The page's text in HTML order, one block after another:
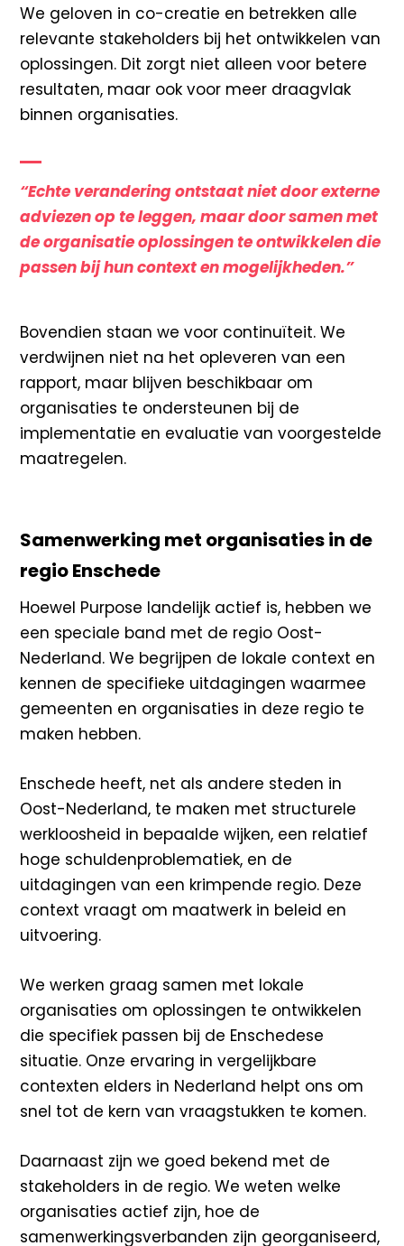
We geloven in co-creatie en betrekken alle
relevante stakeholders bij het ontwikkelen van
oplossingen. Dit zorgt niet alleen voor betere
resultaten, maar ook voor meer draagvlak
binnen organisaties.
“Echte verandering ontstaat niet door externe
adviezen op te leggen, maar door samen met
de organisatie oplossingen te ontwikkelen die
passen bij hun context en mogelijkheden.”
Bovendien staan we voor continuïteit. We
verdwijnen niet na het opleveren van een
rapport, maar blijven beschikbaar om
organisaties te ondersteunen bij de
implementatie en evaluatie van voorgestelde
maatregelen.
Samenwerking met organisaties in de
regio Enschede
Hoewel Purpose landelijk actief is, hebben we
een speciale band met de regio Oost-
Nederland. We begrijpen de lokale context en
kennen de specifieke uitdagingen waarmee
gemeenten en organisaties in deze regio te
maken hebben.
Enschede heeft, net als andere steden in
Oost-Nederland, te maken met structurele
werkloosheid in bepaalde wijken, een relatief
hoge schuldenproblematiek, en de
uitdagingen van een krimpende regio. Deze
context vraagt om maatwerk in beleid en
uitvoering.
We werken graag samen met lokale
organisaties om oplossingen te ontwikkelen
die specifiek passen bij de Enschedese
situatie. Onze ervaring in vergelijkbare
contexten elders in Nederland helpt ons om
snel tot de kern van vraagstukken te komen.
Daarnaast zijn we goed bekend met de
stakeholders in de regio. We weten welke
organisaties actief zijn, hoe de
samenwerkingsverbanden zijn georganiseerd,